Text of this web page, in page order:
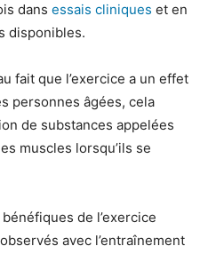
dans essais cliniques et en
disponibles.
fait que l’exercice a un effet
personnes âgées, cela
de substances appelées
muscles lorsqu’ils se
de l’exercice
avec l’entraînement